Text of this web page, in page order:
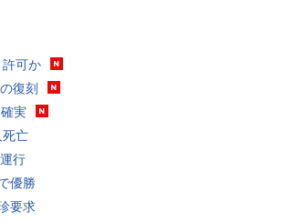
可か
復刻
実
死亡
行
優勝
要求